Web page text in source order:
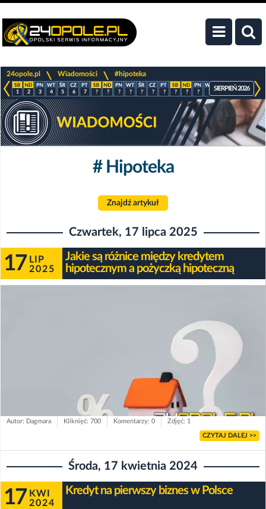
24opole.pl Wiadomości #hipoteka
1 2 3 4 5 6 7 ? ? ? ? ? ? ? ? ? ? ? ? ? ?
SIERPIEŃ 2026
# Hipoteka
Znajdź artykuł
Czwartek, 17 lipca 2025
17 LIP
2025
Jakie są różnice między kredytem
hipotecznym a pożyczką hipoteczną
Autor: Dagmara Kliknięć: 700 Komentarzy: 0 Zdjęć: 1
CZYTAJ DALEJ >>
Środa, 17 kwietnia 2024
17 KWI
2024
Kredyt na pierwszy biznes w Polsce